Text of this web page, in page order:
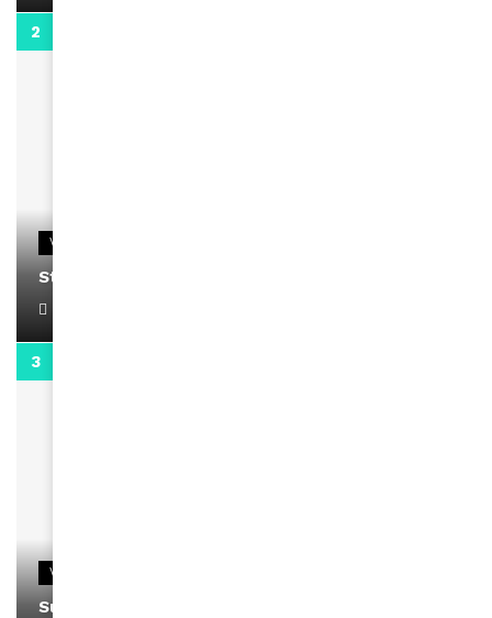
VIDEOS
Stacy passe un message
VIDEOS
Support Black Business Wee-kend